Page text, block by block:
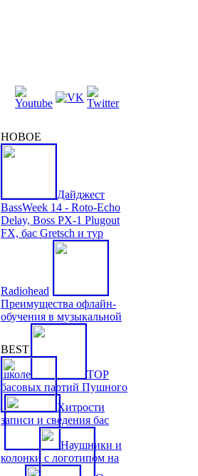
НОВОЕ
Дайджест
BassWeek 14 - Roto-Echo
Delay, Boss PX-1 Plugout
FX, бас Gretsch и тур
Radiohead
Преимущества офлайн-
обучения в музыкальной
школе
TOP
басовых партий Пушного
Наушники и
колонки с логотипом на
BEST
Хитрости
записи и сведения бас